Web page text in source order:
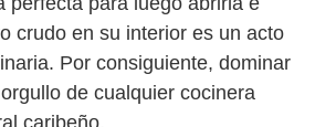
crudo en su interior es un acto
Por consiguiente, dominar
de cualquier cocinera
caribeño.